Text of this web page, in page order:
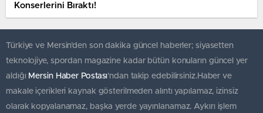
Konserlerini Bıraktı!
Türkiye ve Mersin’den son dakika güncel haberler; siyasetten
teknolojiye, spordan magazine kadar bütün konuların güncel yer
aldığı Mersin Haber Postası'ndan takip edebilirsiniz.Haber ve
makale içerikleri kaynak gösterilmeden alıntı yapılamaz, izinsiz
olarak kopyalanamaz, başka yerde yayınlanamaz. Aykırı işlem